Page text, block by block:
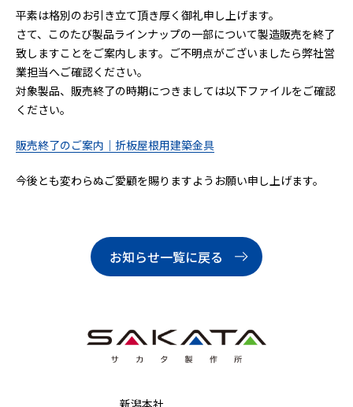
平素は格別のお引き立て頂き厚く御礼申し上げます。
さて、このたび製品ラインナップの一部について製造販売を終了
致しますことをご案内します。ご不明点がございましたら弊社営
業担当へご確認ください。
対象製品、販売終了の時期につきましては以下ファイルをご確認
ください。
販売終了のご案内｜折板屋根用建築金具
今後とも変わらぬご愛顧を賜りますようお願い申し上げます。
お知らせ一覧に戻る